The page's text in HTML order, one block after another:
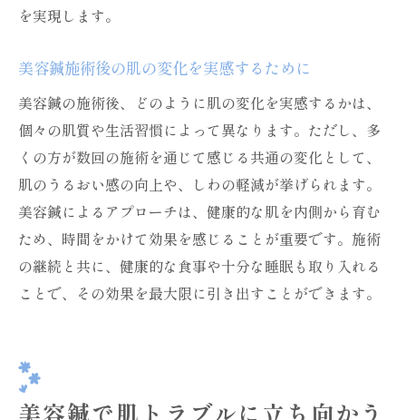
を実現します。
美容鍼施術後の肌の変化を実感するために
美容鍼の施術後、どのように肌の変化を実感するかは、
個々の肌質や生活習慣によって異なります。ただし、多
くの方が数回の施術を通じて感じる共通の変化として、
肌のうるおい感の向上や、しわの軽減が挙げられます。
美容鍼によるアプローチは、健康的な肌を内側から育む
ため、時間をかけて効果を感じることが重要です。施術
の継続と共に、健康的な食事や十分な睡眠も取り入れる
ことで、その効果を最大限に引き出すことができます。
美容鍼で肌トラブルに立ち向かう